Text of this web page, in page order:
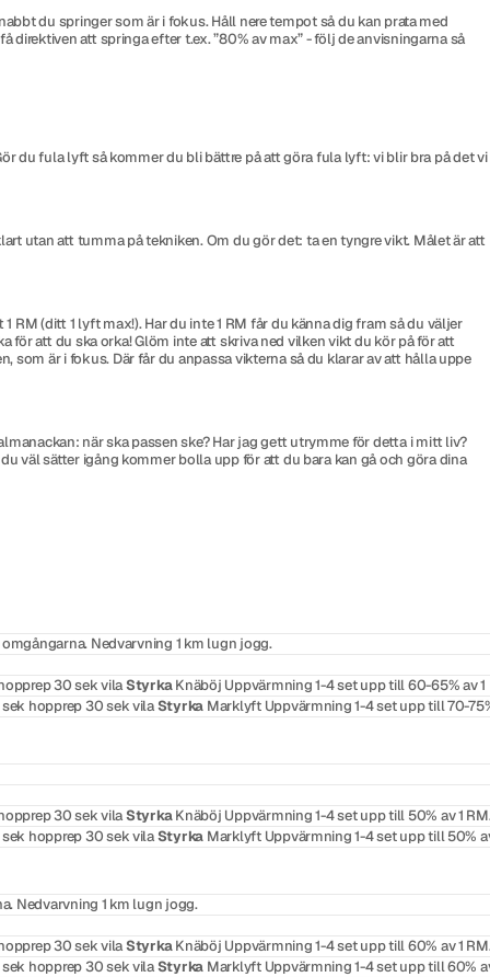
du springer som är i fokus. Håll nere tempot så du kan prata med
att springa efter t.ex. ”80% av max” - följ de anvisningarna så
du fula lyft så kommer du bli bättre på att göra fula lyft: vi blir bra på det vi
utan att tumma på tekniken. Om du gör det: ta en tyngre vikt. Målet är att
(ditt 1 lyft max!). Har du inte 1 RM får du känna dig fram så du väljer
för att du ska orka! Glöm inte att skriva ned vilken vikt du kör på för att
är i fokus. Där får du anpassa vikterna så du klarar av att hålla uppe
när ska passen ske? Har jag gett utrymme för detta i mitt liv?
väl sätter igång kommer bolla upp för att du bara kan gå och göra dina
Nedvarvning 1 km lugn jogg.
30 sek vilaStyrkaKnäböj Uppvärmning 1-4 set upp till 60-65% av
hopprep 30 sek vilaStyrka Marklyft Uppvärmning 1-4 set upp till 70-
30 sek vilaStyrkaKnäböj Uppvärmning 1-4 set upp till 50% av 1
hopprep 30 sek vilaStyrka Marklyft Uppvärmning 1-4 set upp till 50%
Nedvarvning 1 km lugn jogg.
30 sek vilaStyrkaKnäböj Uppvärmning 1-4 set upp till 60% av 1
hopprep 30 sek vilaStyrka Marklyft Uppvärmning 1-4 set upp till 60%